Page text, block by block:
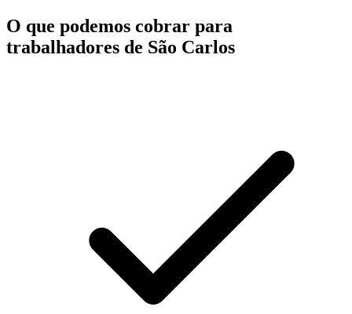
O que podemos cobrar para
trabalhadores de São Carlos